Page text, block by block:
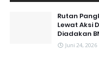
Rutan
Lewat Aksi
Diadakan
Juni 24, 2026